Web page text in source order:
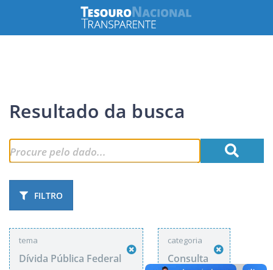
Resultado da busca
FILTRO
tema
Dívida Pública Federal
categoria
Consulta